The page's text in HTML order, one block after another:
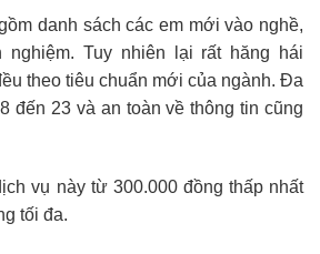
danh sách các em mới vào nghề,
nghiệm. Tuy nhiên lại rất hăng hái
theo tiêu chuẩn mới của ngành. Đa
đến 23 và an toàn về thông tin cũng
vụ này từ 300.000 đồng thấp nhất
tối đa.